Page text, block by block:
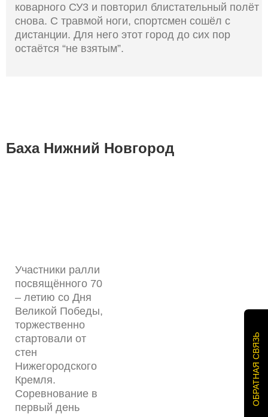
коварного СУ3 и повторил блистательный полёт
снова. С травмой ноги, спортсмен сошёл с
дистанции. Для него этот город до сих пор
остаётся “не взятым”.
Баха Нижний Новгород
Участники ралли
посвящённого 70
– летию со Дня
Великой Победы,
торжественно
стартовали от
стен
Нижегородского
Кремля.
Соревнование в
первый день
ОБРАТНАЯ СВЯЗЬ